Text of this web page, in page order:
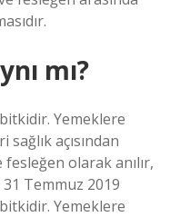
mı?
Yemeklere
açısından
olarak anılır,
Temmuz 2019
Yemeklere